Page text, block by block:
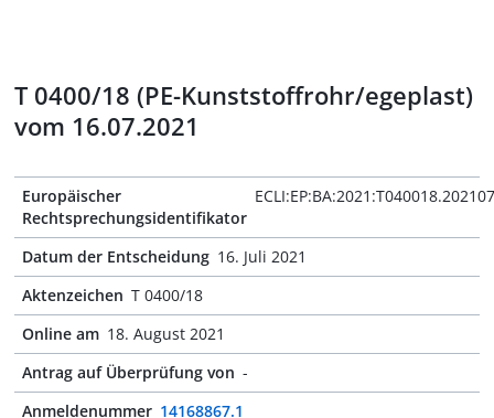
T 0400/18 (PE-Kunststoffrohr/egeplast)
vom 16.07.2021
Europäischer
Rechtsprechungsidentifikator
Datum der Entscheidung 16. Juli 2021
Aktenzeichen T 0400/18
Online am 18. August 2021
Antrag auf Überprüfung von -
Anmeldenummer 14168867.1